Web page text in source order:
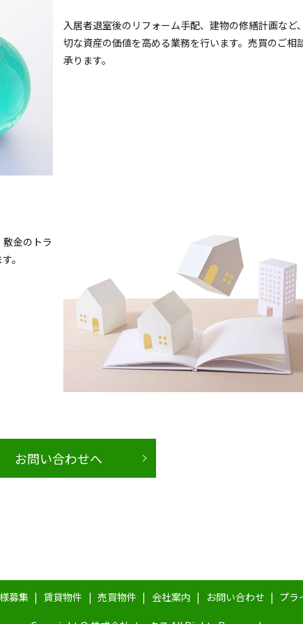
入居者退室後のリフォーム手配、建物の修繕計画など
切な資産の価値を高める業務を行います。売買のご相
承ります。
金のトラ
。
お問い合わせへ
募集 賃貸物件 売買物件 会社案内 お問い合わせ プラ